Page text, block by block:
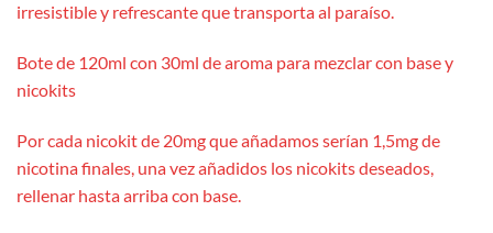
irresistible y refrescante que transporta al paraíso.
Bote de 120ml con 30ml de aroma para mezclar con base y
nicokits
Por cada nicokit de 20mg que añadamos serían 1,5mg de
nicotina finales, una vez añadidos los nicokits deseados,
rellenar hasta arriba con base.